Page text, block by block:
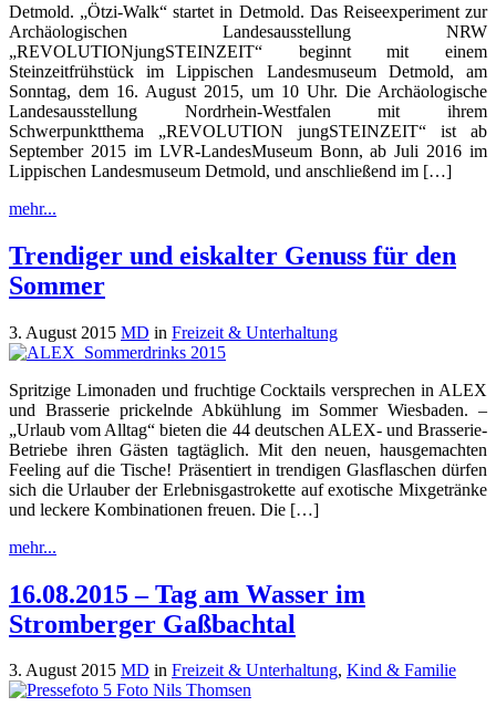
Detmold. „Ötzi-Walk“ startet in Detmold. Das Reiseexperiment zur
Archäologischen Landesausstellung NRW
„REVOLUTIONjungSTEINZEIT“ beginnt mit einem
Steinzeitfrühstück im Lippischen Landesmuseum Detmold, am
Sonntag, dem 16. August 2015, um 10 Uhr. Die Archäologische
Landesausstellung Nordrhein-Westfalen mit ihrem
Schwerpunktthema „REVOLUTION jungSTEINZEIT“ ist ab
September 2015 im LVR-LandesMuseum Bonn, ab Juli 2016 im
Lippischen Landesmuseum Detmold, und anschließend im […]
mehr...
Trendiger und eiskalter Genuss für den
Sommer
3. August 2015 MD in Freizeit & Unterhaltung
Spritzige Limonaden und fruchtige Cocktails versprechen in ALEX
und Brasserie prickelnde Abkühlung im Sommer Wiesbaden. –
„Urlaub vom Alltag“ bieten die 44 deut­schen ALEX- und Brasserie-
Betriebe ihren Gästen tag­täglich. Mit den neuen, hausgemachten
Feeling auf die Tische! Präsentiert in trendigen Glas­flaschen dürfen
sich die Urlauber der Erlebnisgastro­kette auf exotische Mixgetränke
und leckere Kombi­nationen freuen. Die […]
mehr...
16.08.2015 – Tag am Wasser im
Stromberger Gaßbachtal
3. August 2015 MD in Freizeit & Unterhaltung, Kind & Familie